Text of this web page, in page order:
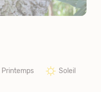
Printemps
Soleil